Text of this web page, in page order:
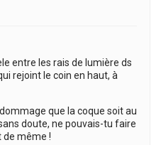
entre les rais de lumière ds
rejoint le coin en haut, à
que la coque soit au
doute, ne pouvais-tu faire
même !